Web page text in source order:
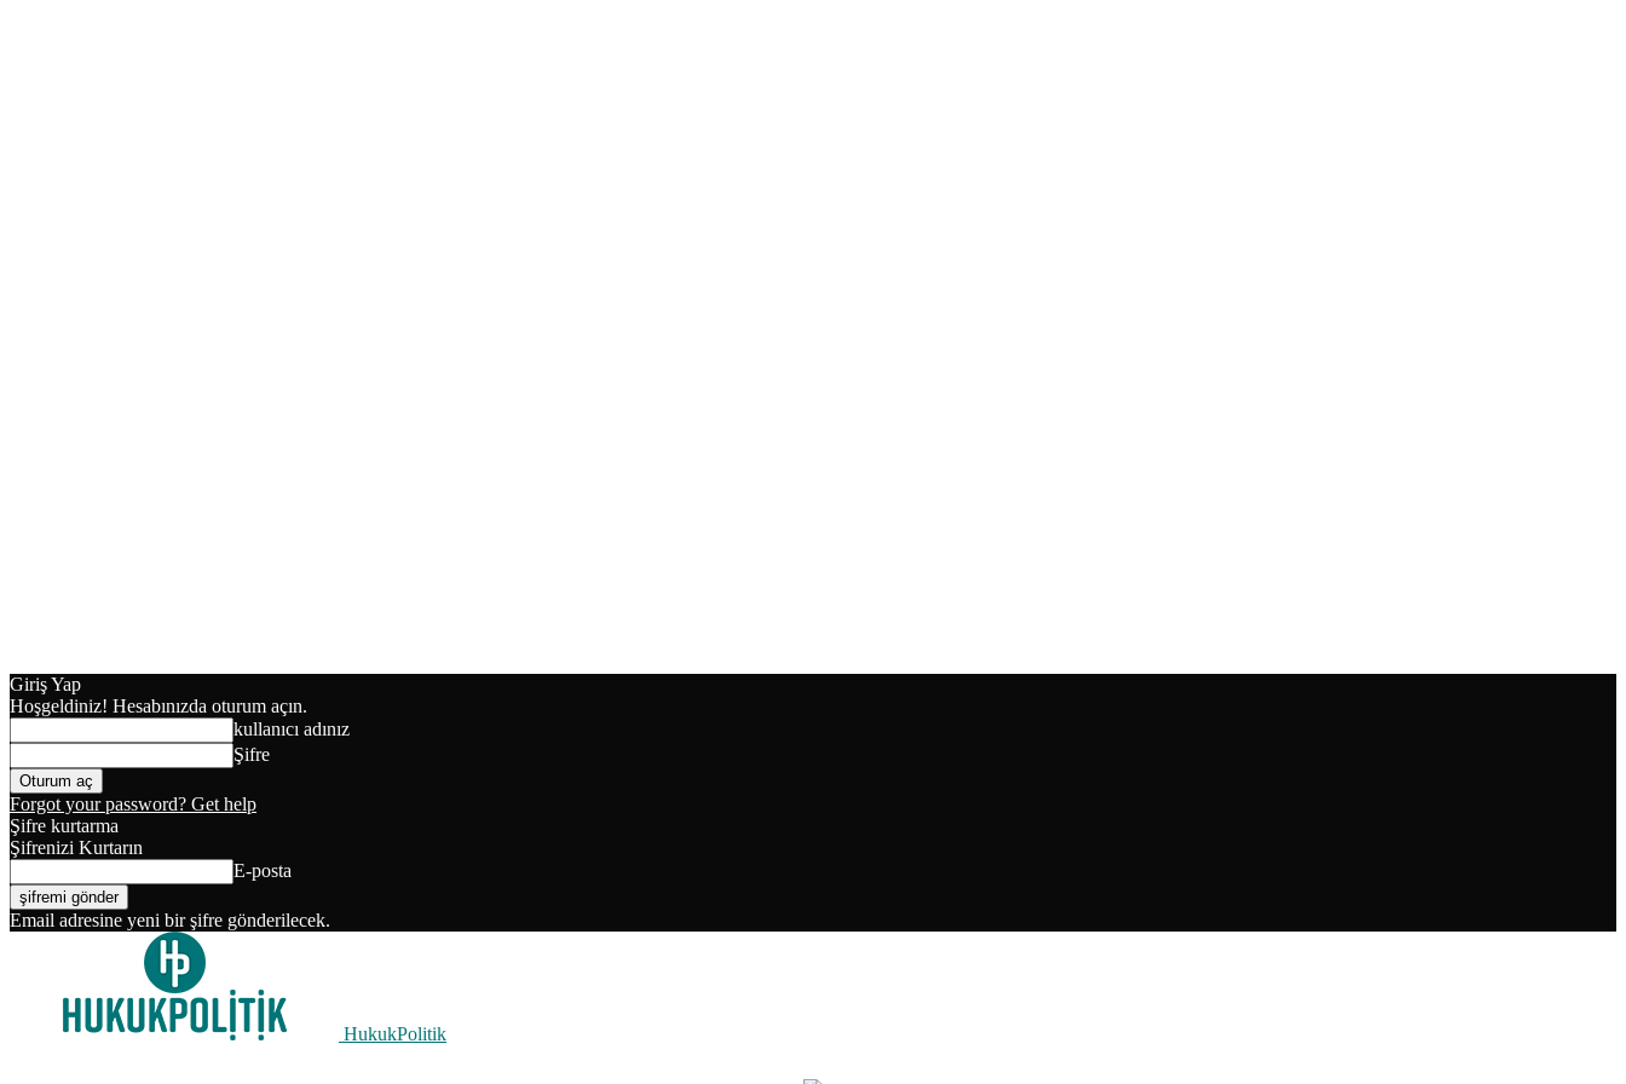
Giriş Yap
Hoşgeldiniz! Hesabınızda oturum açın.
kullanıcı adınız
Şifre
Forgot your password? Get help
Şifre kurtarma
Şifrenizi Kurtarın
E-posta
Email adresine yeni bir şifre gönderilecek.
HukukPolitik